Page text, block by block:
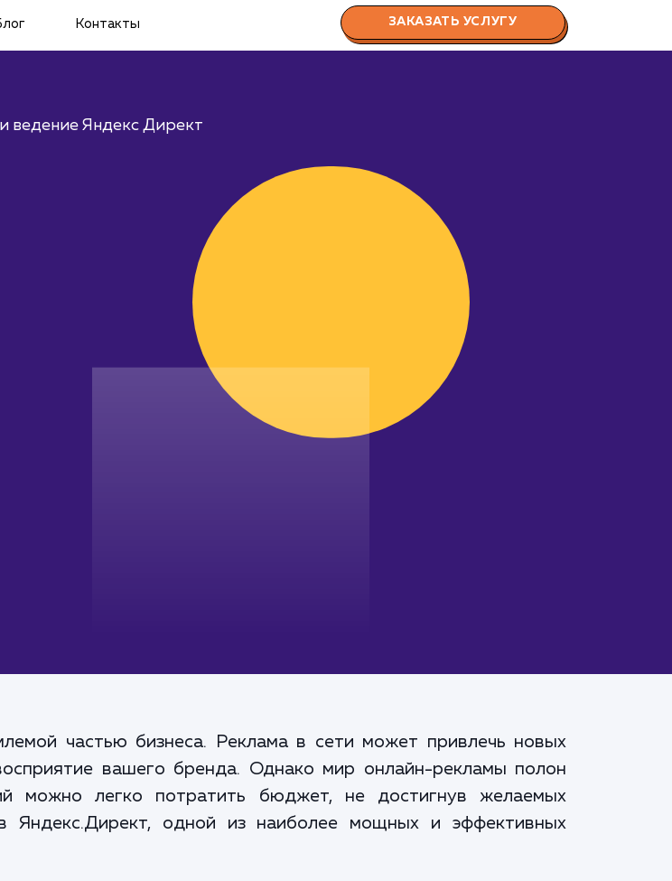
Контакты ЗАКАЗАТЬ УСЛУГУ
ведение Яндекс Директ
частью бизнеса. Реклама в сети может привлечь новых
вашего бренда. Однако мир онлайн-рекламы полон
можно легко потратить бюджет, не достигнув желаемых
Яндекс.Директ, одной из наиболее мощных и эффективных